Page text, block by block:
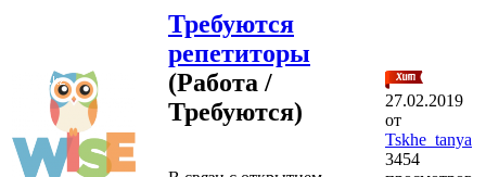
Требуются
репетиторы
(Работа /
Требуются)
27.02.2019
от
Tskhe_tanya
3454